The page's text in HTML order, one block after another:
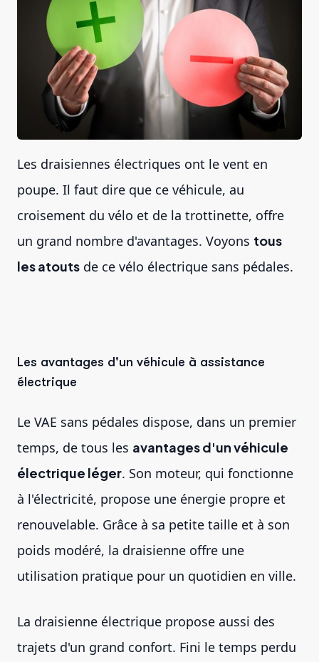
Les draisiennes électriques ont le vent en
poupe. Il faut dire que ce véhicule, au
croisement du vélo et de la trottinette, offre
un grand nombre d'avantages. Voyons tous
les atouts de ce vélo électrique sans pédales.
Les avantages d'un véhicule à assistance
électrique
Le VAE sans pédales dispose, dans un premier
temps, de tous les avantages d'un véhicule
électrique léger. Son moteur, qui fonctionne
à l'électricité, propose une énergie propre et
renouvelable. Grâce à sa petite taille et à son
poids modéré, la draisienne offre une
utilisation pratique pour un quotidien en ville.
La draisienne électrique propose aussi des
trajets d'un grand confort. Fini le temps perdu